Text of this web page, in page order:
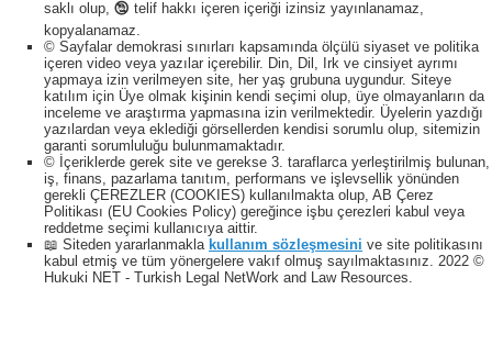
saklı olup, 🕲 telif hakkı içeren içeriği izinsiz yayınlanamaz,
kopyalanamaz.
© Sayfalar demokrasi sınırları kapsamında ölçülü siyaset ve politika
içeren video veya yazılar içerebilir. Din, Dil, Irk ve cinsiyet ayrımı
yapmaya izin verilmeyen site, her yaş grubuna uygundur. Siteye
katılım için Üye olmak kişinin kendi seçimi olup, üye olmayanların da
inceleme ve araştırma yapmasına izin verilmektedir. Üyelerin yazdığı
yazılardan veya eklediği görsellerden kendisi sorumlu olup, sitemizin
garanti sorumluluğu bulunmamaktadır.
© İçeriklerde gerek site ve gerekse 3. taraflarca yerleştirilmiş bulunan,
iş, finans, pazarlama tanıtım, performans ve işlevsellik yönünden
gerekli ÇEREZLER (COOKIES) kullanılmakta olup, AB Çerez
Politikası (EU Cookies Policy) gereğince işbu çerezleri kabul veya
reddetme seçimi kullanıcıya aittir.
📖 Siteden yararlanmakla kullanım sözleşmesini ve site politikasını
kabul etmiş ve tüm yönergelere vakıf olmuş sayılmaktasınız. 2022 ©
Hukuki NET - Turkish Legal NetWork and Law Resources.